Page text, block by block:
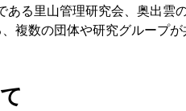
ある里山管理研究会、奥出
複数の団体や研究グループが